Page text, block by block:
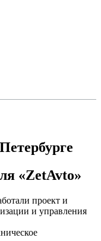
«ZetAvto»
проект и
и управления